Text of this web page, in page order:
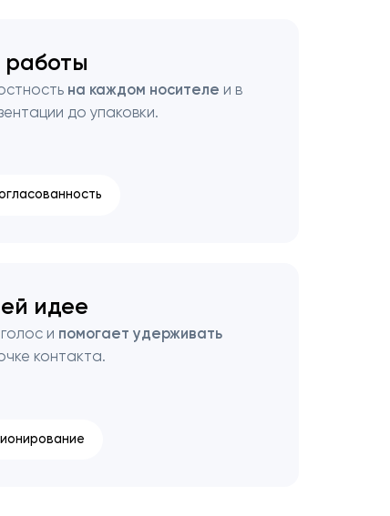
на каждом носителе и в
до упаковки.
идее
и помогает удерживать
контакта.